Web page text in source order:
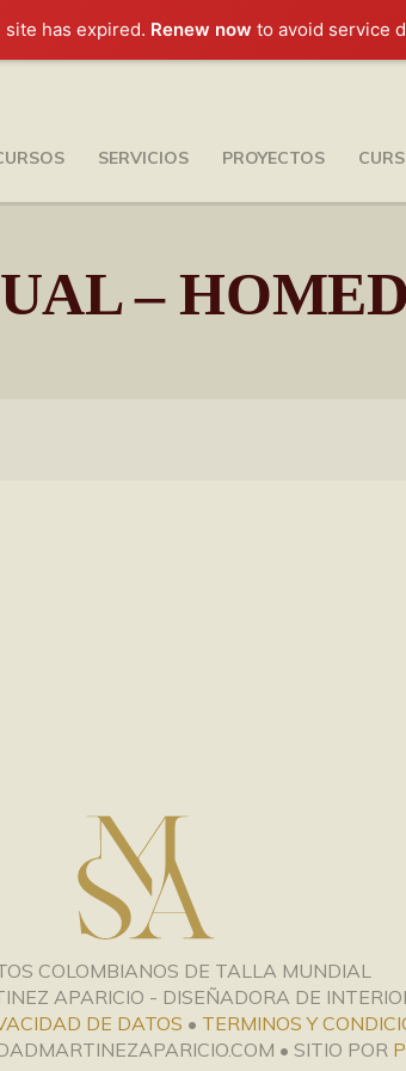
has expired. Renew now to avoid service
SERVICIOS PROYECTOS
–
COLOMBIANOS DE TALLA MUNDIAL
APARICIO - DISEÑADORA DE
DE DATOS • TERMINOS Y
• SITIO POR